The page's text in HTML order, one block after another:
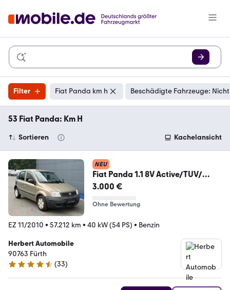
Filter Fiat Panda km h Beschädigte Fahrzeuge:
53 Fiat Panda: Km H
Sortieren Kachelansicht
NEU
Fiat Panda 1.1 8V Active/TUV/
57000 km / 1 hand
3.000 €
Ohne Bewertung
EZ 11/2010 • 57.212 km • 40 kW (54 PS) • Benzin
Herbert Automobile
90763 Fürth
4.3 Sterne
(33)